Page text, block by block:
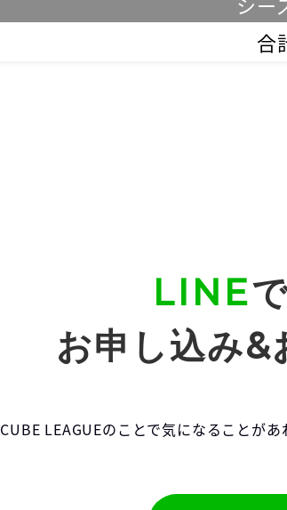
合
LINE
お申し込み&
CUBE LEAGUEのことで気になることが